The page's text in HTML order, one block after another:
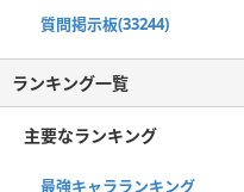
質問掲示板(33244)
ランキング一覧
主要なランキング
最強キャラランキング